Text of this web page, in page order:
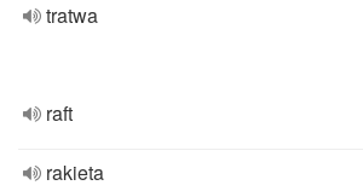
tratwa
raft
rakieta